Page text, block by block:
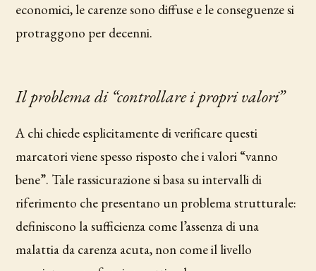
economici, le carenze sono diffuse e le conseguenze si
protraggono per decenni.
Il problema di “controllare i propri valori”
A chi chiede esplicitamente di verificare questi
marcatori viene spesso risposto che i valori “vanno
bene”. Tale rassicurazione si basa su intervalli di
riferimento che presentano un problema strutturale:
definiscono la sufficienza come l’assenza di una
malattia da carenza acuta, non come il livello